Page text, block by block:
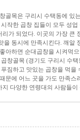
골목은 구리시 수택동에 있
작한 곱창 집들이 모두 성
가 되었다. 이곳의 가장 큰
동시에 만족시킨다. 깨알
아하면 순대곱창을 시켜먹
창골목 (경기도 구리시 수택
짐하고 맛있는 곱창을 먹을
문에 어느 곳을 가도 만족스
다양한 연령대의 사람들이